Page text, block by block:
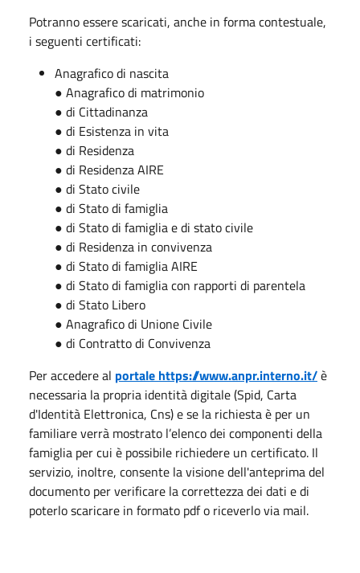
Potranno essere scaricati, anche in forma contestuale,
i seguenti certificati:
Anagrafico di nascita
● Anagrafico di matrimonio
● di Cittadinanza
● di Esistenza in vita
● di Residenza
● di Residenza AIRE
● di Stato civile
● di Stato di famiglia
● di Stato di famiglia e di stato civile
● di Residenza in convivenza
● di Stato di famiglia AIRE
● di Stato di famiglia con rapporti di parentela
● di Stato Libero
● Anagrafico di Unione Civile
● di Contratto di Convivenza
Per accedere al portale https://www.anpr.interno.it/è
necessaria la propria identità digitale (Spid, Carta
d'Identità Elettronica, Cns) e se la richiesta è per un
familiare verrà mostrato l’elenco dei componenti della
famiglia per cui è possibile richiedere un certificato. Il
servizio, inoltre, consente la visione dell'anteprima del
documento per verificare la correttezza dei dati e di
poterlo scaricare in formato pdf o riceverlo via mail.